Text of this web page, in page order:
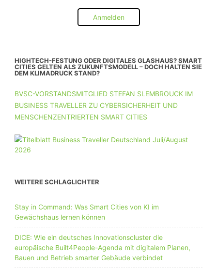
Anmelden
HIGHTECH-FESTUNG ODER DIGITALES GLASHAUS? SMART
CITIES GELTEN ALS ZUKUNFTSMODELL – DOCH HALTEN SIE
DEM KLIMADRUCK STAND?
BVSC-VORSTANDSMITGLIED STEFAN SLEMBROUCK IM
BUSINESS TRAVELLER ZU CYBERSICHERHEIT UND
MENSCHENZENTRIERTEN SMART CITIES
WEITERE SCHLAGLICHTER
Stay in Command: Was Smart Cities von KI im
Gewächshaus lernen können
DICE: Wie ein deutsches Innovationscluster die
europäische Built4People-Agenda mit digitalem Planen,
Bauen und Betrieb smarter Gebäude verbindet